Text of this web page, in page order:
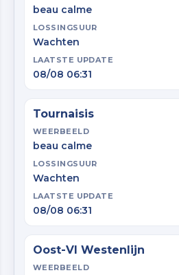
beau calme
LOSSINGSUUR
Wachten
LAATSTE UPDATE
08/08 06:31
Tournaisis
WEERBEELD
beau calme
LOSSINGSUUR
Wachten
LAATSTE UPDATE
08/08 06:31
Oost-Vl Westenlijn
WEERBEELD